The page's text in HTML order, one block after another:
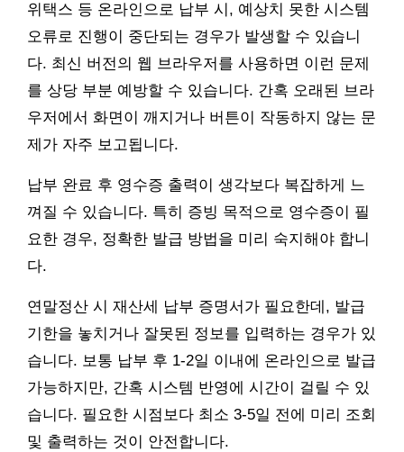
위택스 등 온라인으로 납부 시, 예상치 못한 시스템
오류로 진행이 중단되는 경우가 발생할 수 있습니
다. 최신 버전의 웹 브라우저를 사용하면 이런 문제
를 상당 부분 예방할 수 있습니다. 간혹 오래된 브라
우저에서 화면이 깨지거나 버튼이 작동하지 않는 문
제가 자주 보고됩니다.
납부 완료 후 영수증 출력이 생각보다 복잡하게 느
껴질 수 있습니다. 특히 증빙 목적으로 영수증이 필
요한 경우, 정확한 발급 방법을 미리 숙지해야 합니
다.
연말정산 시 재산세 납부 증명서가 필요한데, 발급
기한을 놓치거나 잘못된 정보를 입력하는 경우가 있
습니다. 보통 납부 후 1-2일 이내에 온라인으로 발급
가능하지만, 간혹 시스템 반영에 시간이 걸릴 수 있
습니다. 필요한 시점보다 최소 3-5일 전에 미리 조회
및 출력하는 것이 안전합니다.